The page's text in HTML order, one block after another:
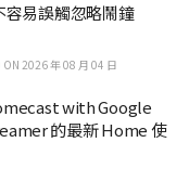
易誤觸忽略鬧鐘
ON 2026 年 08 月 04 日
with Google
的最新 Home 使